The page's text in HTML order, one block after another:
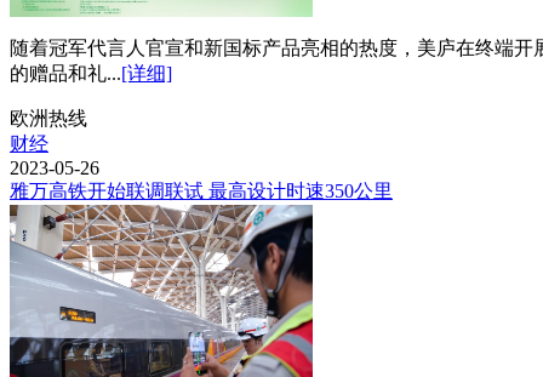
随着冠军代言人官宣和新国标产品亮相的热度，美庐在终端
的赠品和礼...[详细]
欧洲热线
财经
2023-05-26
雅万高铁开始联调联试 最高设计时速350公里